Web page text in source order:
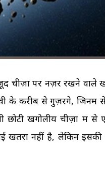
पर नज़र रखने वाले
के करीब से गुज़रेंगे,
छोटी खगोलीय चीज़ों में
खतरा नहीं है, लेकिन